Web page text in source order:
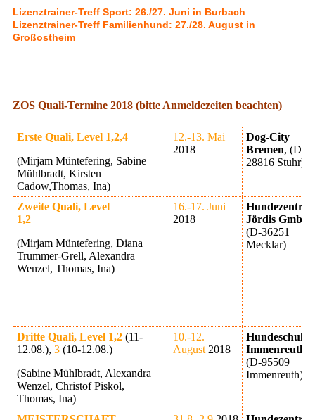
Lizenztrainer-Treff Sport: 26./27. Juni in Burbach
Lizenztrainer-Treff Familienhund: 27./28. August in
Großostheim
ZOS Quali-Termine 2018 (bitte Anmeldezeiten beachten)
Erste Quali, Level 1,2,4
(Mirjam Müntefering, Sabine
Mühlbradt, Kirsten
Cadow,Thomas, Ina)
12.-13. Mai
2018
Dog-City
Bremen, (D-
28816 Stuhr)
Zweite Quali, Level
1,2
(Mirjam Müntefering, Diana
Trummer-Grell, Alexandra
Wenzel, Thomas, Ina)
16.-17. Juni
2018
Jördis GmbH
(D-36251
Mecklar)
Dritte Quali, Level 1,2 (11-
12.08.), 3 (10-12.08.)
(Sabine Mühlbradt, Alexandra
Wenzel, Christof Piskol,
Thomas, Ina)
10.-12.
August 2018
Hundeschule
Immenreuth
(D-95509
Immenreuth)